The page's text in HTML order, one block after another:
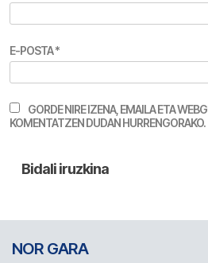
E-POSTA*
GORDE NIRE IZENA, EMAILA ETA
KOMENTATZEN DUDAN HURRENGORAKO.
NOR GARA